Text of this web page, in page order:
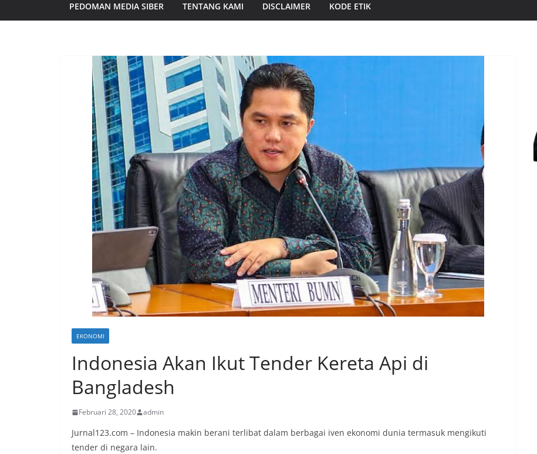
PEDOMAN MEDIA SIBER TENTANG KAMI DISCLAIMER KODE ETIK
EKONOMI
Indonesia Akan Ikut Tender Kereta Api di
Bangladesh
Februari 28, 2020 admin
Jurnal123.com – Indonesia makin berani terlibat dalam berbagai iven ekonomi dunia termasuk mengikuti
tender di negara lain.